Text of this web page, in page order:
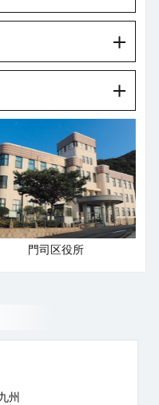
門司区役所
州